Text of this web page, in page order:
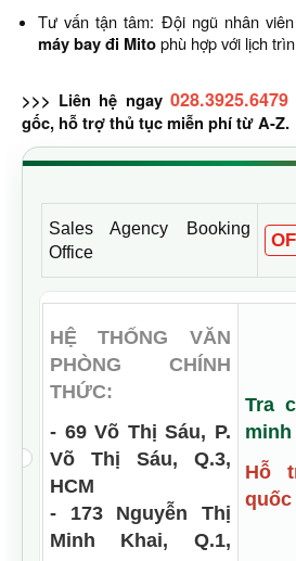
Tư vấn tận tâm: Đội ngũ nhân
máy bay đi Mitophù hợp với lịch
>>> Liên hệ ngay 028.3925.6479
gốc, hỗ trợ thủ tục miễn phí từ A-Z.
Sales Agency Booking
Office
HỆ THỐNG VĂN
PHÒNG CHÍNH
THỨC:
- 69 Võ Thị Sáu, P.
Võ Thị Sáu, Q.3,
HCM
- 173 Nguyễn Thị
Minh Khai, Q.1,
Tra
minh
Hỗ
quốc